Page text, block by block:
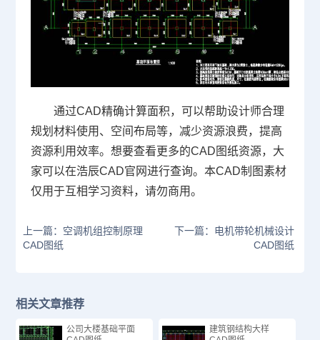
通过CAD精确计算面积，可以帮助设计师合理
规划材料使用、空间布局等，减少资源浪费，提高
资源利用效率。想要查看更多的CAD图纸资源，大
家可以在浩辰CAD官网进行查询。本CAD制图素材
仅用于互相学习资料，请勿商用。
上一篇：空调机组控制原理
CAD图纸
下一篇：电机带轮机械设计
CAD图纸
相关文章推荐
公司大楼基础平面
建筑钢结构大样